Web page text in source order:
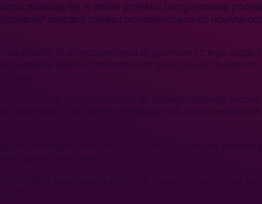
zmieniają się w trakcie projektu. Uwzględnienie
adaptacji zakresu przedsięwzięcia do nowych
to przedsięwzięcia długotrwałe i z tego
ustalenie zakresu prowadzonych prac nie jest
tak samo naturalnym jak korekta obranego
zapominać o nieustannie zmieniających się
na wstępie założeń budżetowych uzyskanie